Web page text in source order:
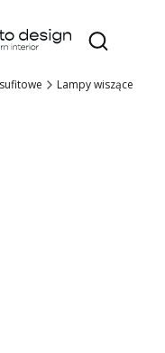
Otwórz
Lampy wiszące